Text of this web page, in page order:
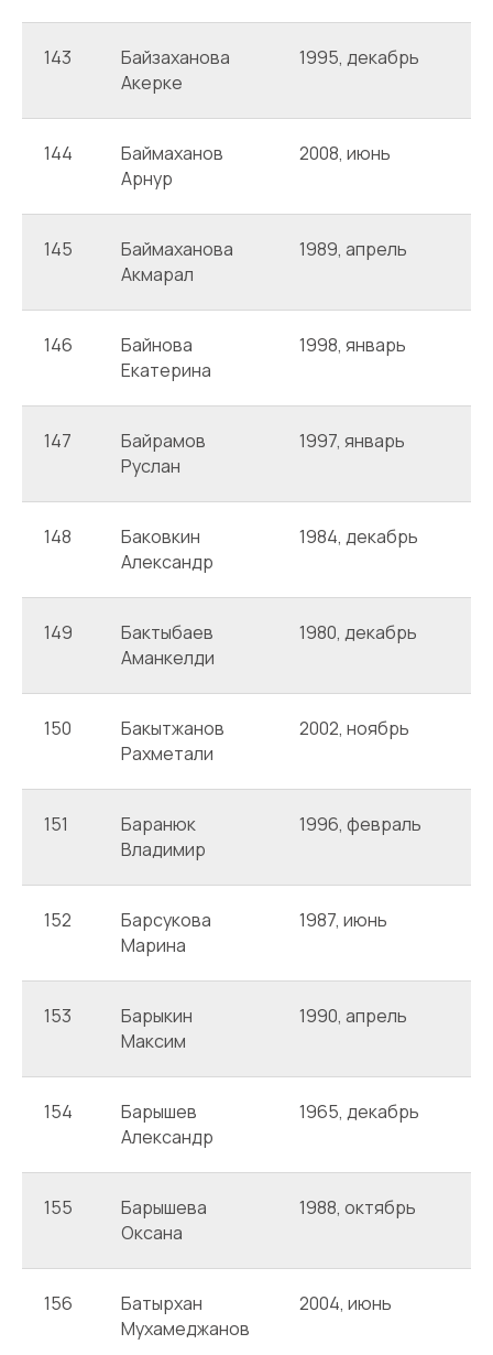
143
Байзаханова
Акерке
1995, декабрь
144
Баймаханов
Арнур
2008, июнь
145
Баймаханова
Акмарал
1989, апрель
146
Байнова
Екатерина
1998, январь
147
Байрамов
Руслан
1997, январь
148
Баковкин
Александр
1984, декабрь
149
Бактыбаев
Аманкелди
1980, декабрь
150
Бакытжанов
Рахметали
2002, ноябрь
151
Баранюк
Владимир
1996, февраль
152
Барсукова
Марина
1987, июнь
153
Барыкин
Максим
1990, апрель
154
Барышев
Александр
1965, декабрь
155
Барышева
Оксана
1988, октябрь
156
Батырхан
Мухамеджанов
2004, июнь